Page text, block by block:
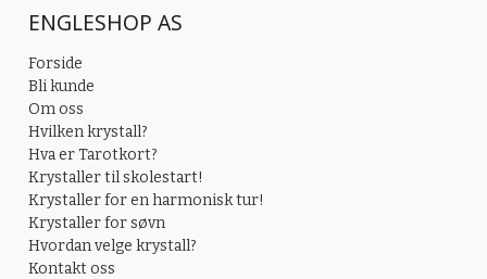
ENGLESHOP AS
Forside
Bli kunde
Om oss
Hvilken krystall?
Hva er Tarotkort?
Krystaller til skolestart!
Krystaller for en harmonisk tur!
Krystaller for søvn
Hvordan velge krystall?
Kontakt oss